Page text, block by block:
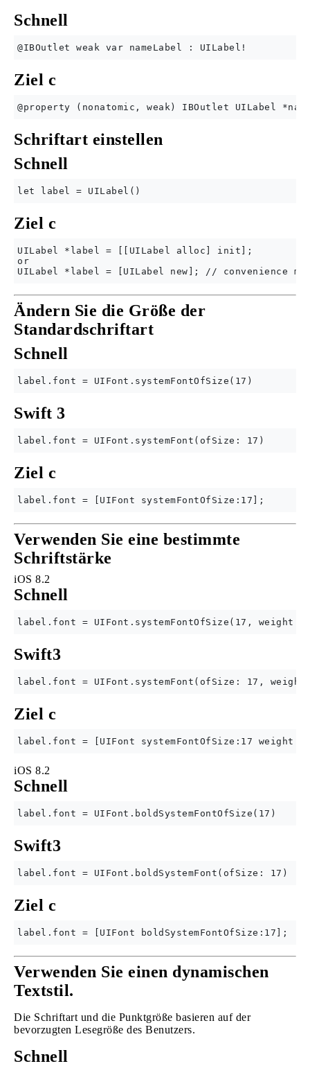
Schnell
Ziel c
Schriftart einstellen
Schnell
Ziel c
UILabel *label = [[UILabel alloc] init];
or
Ändern Sie die Größe der
Standardschriftart
Schnell
Swift 3
Ziel c
Verwenden Sie eine bestimmte
Schriftstärke
iOS 8.2
Schnell
Swift3
Ziel c
iOS 8.2
Schnell
Swift3
Ziel c
Verwenden Sie einen dynamischen
Textstil.
Die Schriftart und die Punktgröße basieren auf der
bevorzugten Lesegröße des Benutzers.
Schnell